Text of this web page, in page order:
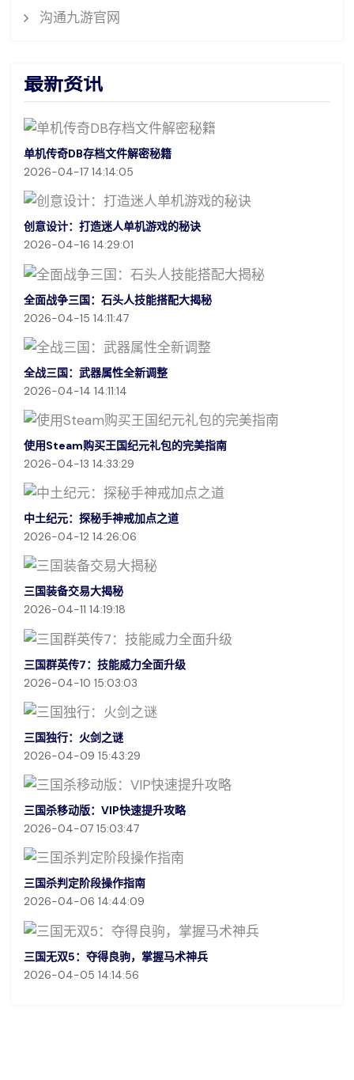
沟通九游官网
最新资讯
单机传奇DB存档文件解密秘籍
2026-04-17 14:14:05
创意设计：打造迷人单机游戏的秘诀
2026-04-16 14:29:01
全面战争三国：石头人技能搭配大揭秘
2026-04-15 14:11:47
全战三国：武器属性全新调整
2026-04-14 14:11:14
使用Steam购买王国纪元礼包的完美指南
2026-04-13 14:33:29
中土纪元：探秘手神戒加点之道
2026-04-12 14:26:06
三国装备交易大揭秘
2026-04-11 14:19:18
三国群英传7：技能威力全面升级
2026-04-10 15:03:03
三国独行：火剑之谜
2026-04-09 15:43:29
三国杀移动版：VIP快速提升攻略
2026-04-07 15:03:47
三国杀判定阶段操作指南
2026-04-06 14:44:09
三国无双5：夺得良驹，掌握马术神兵
2026-04-05 14:14:56